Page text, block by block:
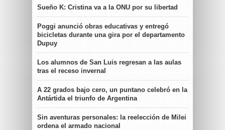
Sueño K: Cristina va a la ONU por su libertad
Poggi anunció obras educativas y entregó
bicicletas durante una gira por el departamento
Dupuy
Los alumnos de San Luis regresan a las aulas
tras el receso invernal
A 22 grados bajo cero, un puntano celebró en la
Antártida el triunfo de Argentina
Sin aventuras personales: la reelección de Milei
ordena el armado nacional